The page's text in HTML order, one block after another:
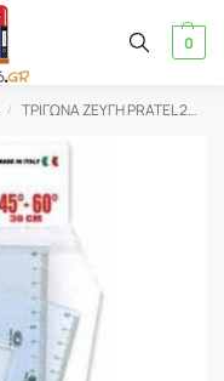
0
/ ΤΡΙΓΩΝΑ ΖΕΥΓΗ PRATEL 26cm